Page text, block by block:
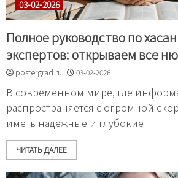
03-02-2026
Полное руководство по
экспертов: открываем все
postergrad.ru 03-02-2026
В современном мире, где
распространяется с огромной
иметь надежные и глубокие
ЧИТАТЬ ДАЛЕЕ